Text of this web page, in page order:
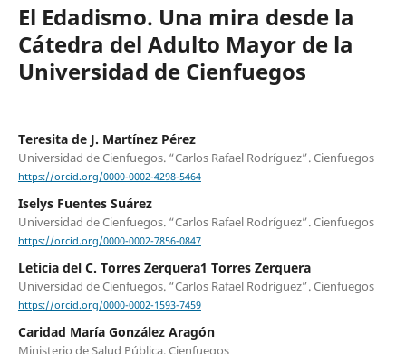
El Edadismo. Una mira desde la
Cátedra del Adulto Mayor de la
Universidad de Cienfuegos
Teresita de J. Martínez Pérez
Universidad de Cienfuegos. “Carlos Rafael Rodríguez”. Cienfuegos
https://orcid.org/0000-0002-4298-5464
Iselys Fuentes Suárez
Universidad de Cienfuegos. “Carlos Rafael Rodríguez”. Cienfuegos
https://orcid.org/0000-0002-7856-0847
Leticia del C. Torres Zerquera1 Torres Zerquera
Universidad de Cienfuegos. “Carlos Rafael Rodríguez”. Cienfuegos
https://orcid.org/0000-0002-1593-7459
Caridad María González Aragón